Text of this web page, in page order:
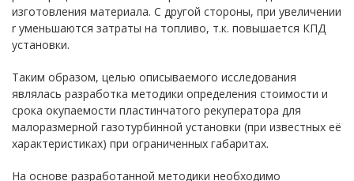
изготовления материала. С другой стороны, при увеличении
r уменьшаются затраты на топливо, т.к. повышается КПД
установки.
Таким образом, целью описываемого исследования
являлась разработка методики определения стоимости и
срока окупаемости пластинчатого рекуператора для
малоразмерной газотурбинной установки (при известных её
характеристиках) при ограниченных габаритах.
На основе разработанной методики необходимо